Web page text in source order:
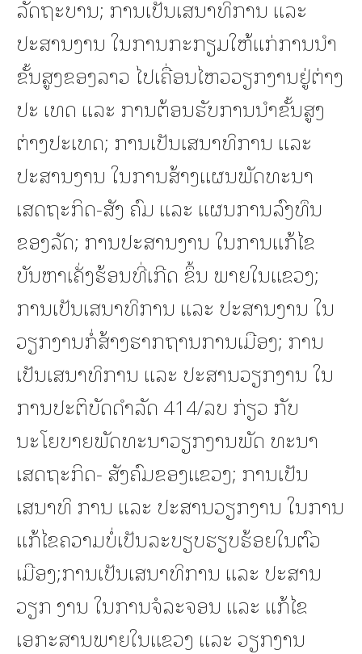
ລັດຖະບານ; ການເປັນເສນາທິການ ແລະ
ປະສານງານ ໃນການກະກຽມໃຫ້ແກ່ການນໍາ
ຂັ້ນສູງຂອງລາວ ໄປເຄື່ອນໄຫວວຽກງານຢູ່ຕ່າງ
ປະ ເທດ ແລະ ການຕ້ອນຮັບການນຳຂັ້ນສູງ
ຕ່າງປະເທດ; ການເປັນເສນາທິການ ແລະ
ປະສານງານ ໃນການສ້າງແຜນພັດທະນາ
ເສດຖະກິດ-ສັງ ຄົມ ແລະ ແຜນການລົງທຶນ
ຂອງລັດ; ການປະສານງານ ໃນການແກ້ໄຂ
ບັນຫາເຄັ່ງຮ້ອນທີ່ເກີດ ຂຶ້ນ ພາຍໃນແຂວງ;
ການເປັນເສນາທິການ ແລະ ປະສານງານ ໃນ
ວຽກງານກໍ່ສ້າງຮາກຖານການເມືອງ; ການ
ເປັນເສນາທິການ ແລະ ປະສານວຽກງານ ໃນ
ການປະຕິບັດດໍາລັດ 414/ລບ ກ່ຽວ ກັບ
ນະໂຍບາຍພັດທະນາວຽກງານພັດ ທະນາ
ເສດຖະກິດ- ສັງຄົມຂອງແຂວງ; ການເປັນ
ເສນາທິ ການ ແລະ ປະສານວຽກງານ ໃນການ
ແກ້ໄຂຄວາມບໍ່ເປັນລະບຽບຮຽບຮ້ອຍໃນຕົວ
ເມືອງ;ການເປັນເສນາທິການ ແລະ ປະສານ
ວຽກ ງານ ໃນການຈໍລະຈອນ ແລະ ແກ້ໄຂ
ເອກະສານພາຍໃນແຂວງ ແລະ ວຽກງານ